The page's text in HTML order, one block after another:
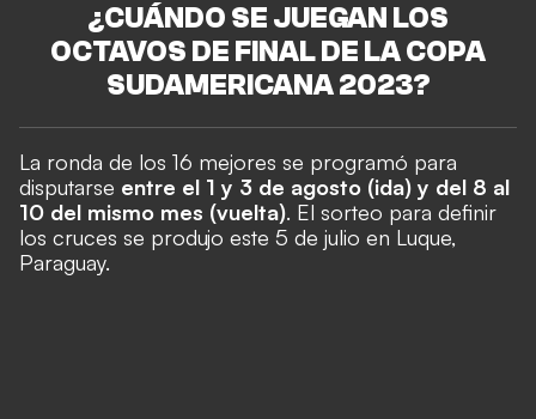
¿CUÁNDO SE JUEGAN LOS
OCTAVOS DE FINAL DE LA COPA
SUDAMERICANA 2023?
La ronda de los 16 mejores se programó para
disputarse entre el 1 y 3 de agosto (ida) y del 8 al
10 del mismo mes (vuelta). El sorteo para definir
los cruces se produjo este 5 de julio en Luque,
Paraguay.